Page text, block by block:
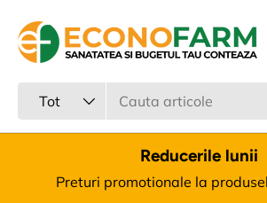
Sari la continut
Tot
Reducerile lunii
Preturi promotionale la